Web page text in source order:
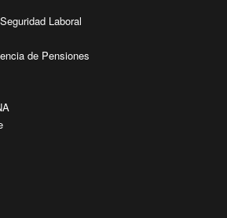
Laboral
de Pensiones